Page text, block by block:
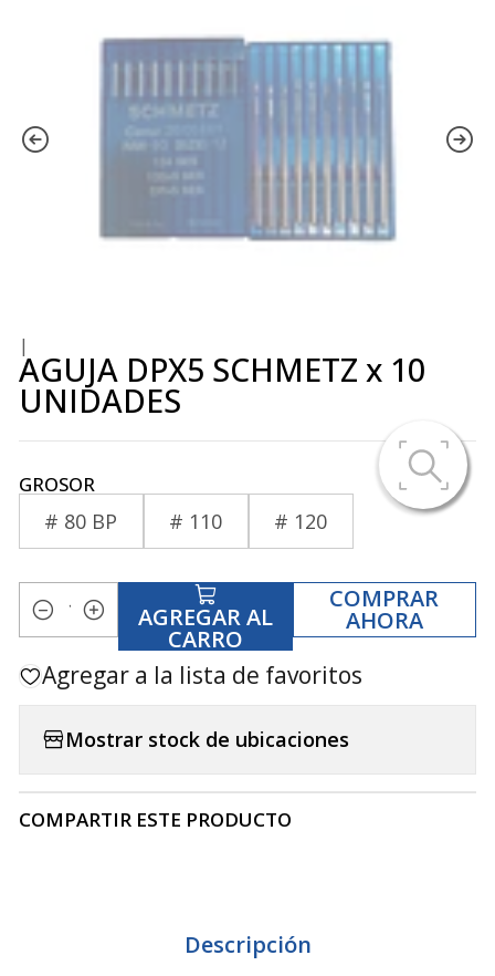
|
AGUJA DPX5 SCHMETZ x 10
UNIDADES
GROSOR
# 80 BP # 110 # 120
Cantidad AGREGAR AL
CARRO
COMPRAR
AHORA
Agregar a la lista de favoritos
Mostrar stock de ubicaciones
COMPARTIR ESTE PRODUCTO
Descripción